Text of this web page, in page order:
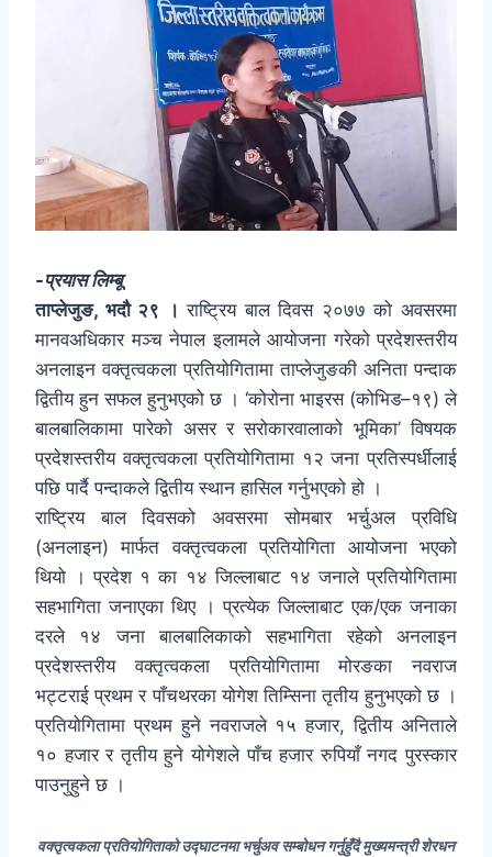
-प्रयास लिम्बू
ताप्लेजुङ, भदौ २९ । राष्ट्रिय बाल दिवस २०७७ को अवसरमा
मानवअधिकार मञ्च नेपाल इलामले आयोजना गरेको प्रदेशस्तरीय
अनलाइन वक्तृत्वकला प्रतियोगितामा ताप्लेजुङकी अनिता पन्दाक
द्वितीय हुन सफल हुनुभएको छ । ‘कोरोना भाइरस (कोभिड–१९) ले
बालबालिकामा पारेको असर र सरोकारवालाको भूमिका’ विषयक
प्रदेशस्तरीय वक्तृत्वकला प्रतियोगितामा १२ जना प्रतिस्पर्धीलाई
पछि पार्दै पन्दाकले द्वितीय स्थान हासिल गर्नुभएको हो ।
राष्ट्रिय बाल दिवसको अवसरमा सोमबार भर्चुअल प्रविधि
(अनलाइन) मार्फत वक्तृत्वकला प्रतियोगिता आयोजना भएको
थियो । प्रदेश १ का १४ जिल्लाबाट १४ जनाले प्रतियोगितामा
सहभागिता जनाएका थिए । प्रत्येक जिल्लाबाट एक/एक जनाका
दरले १४ जना बालबालिकाको सहभागिता रहेको अनलाइन
प्रदेशस्तरीय वक्तृत्वकला प्रतियोगितामा मोरङका नवराज
भट्टराई प्रथम र पाँचथरका योगेश तिम्सिना तृतीय हुनुभएको छ ।
प्रतियोगितामा प्रथम हुने नवराजले १५ हजार, द्वितीय अनिताले
१० हजार र तृतीय हुने योगेशले पाँच हजार रुपियाँ नगद पुरस्कार
पाउनुहुने छ ।
वक्तृत्वकला प्रतियोगिताको उद्घाटनमा भर्चुअव सम्बोधन गर्नुहुँदै मुख्यमन्त्री शेरधन